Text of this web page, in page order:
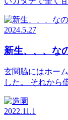
2024.5.27
新生、、、な
玄関脇にはホー
した。 それから
2022.11.1